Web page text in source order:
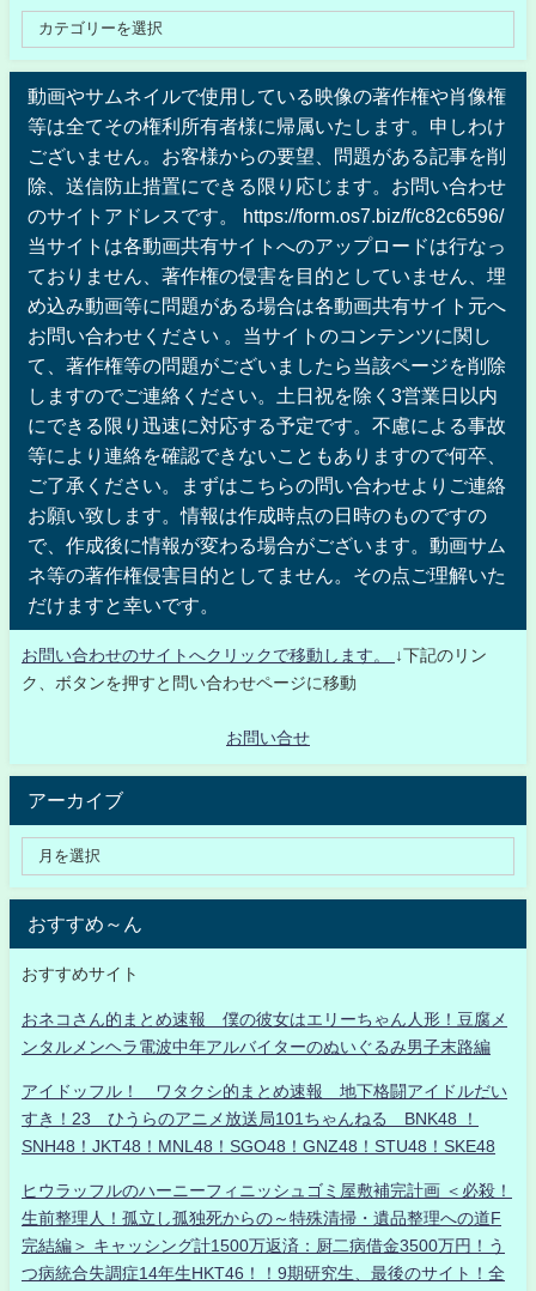
動画やサムネイルで使用している映像の著作権や肖像権
等は全てその権利所有者様に帰属いたします。申しわけ
ございません。お客様からの要望、問題がある記事を削
除、送信防止措置にできる限り応じます。お問い合わせ
のサイトアドレスです。 https://form.os7.biz/f/c82c6596/
当サイトは各動画共有サイトへのアップロードは行なっ
ておりません、著作権の侵害を目的としていません、埋
め込み動画等に問題がある場合は各動画共有サイト元へ
お問い合わせください 。当サイトのコンテンツに関し
て、著作権等の問題がございましたら当該ページを削除
しますのでご連絡ください。土日祝を除く3営業日以内
にできる限り迅速に対応する予定です。不慮による事故
等により連絡を確認できないこともありますので何卒、
ご了承ください。まずはこちらの問い合わせよりご連絡
お願い致します。情報は作成時点の日時のものですの
で、作成後に情報が変わる場合がございます。動画サム
ネ等の著作権侵害目的としてません。その点ご理解いた
だけますと幸いです。
お問い合わせのサイトへクリックで移動します。
↓下記のリン
ク、ボタンを押すと問い合わせページに移動
お問い合せ
アーカイブ
おすすめ～ん
おすすめサイト
おネコさん的まとめ速報 僕の彼女はエリーちゃん人形！豆腐メ
ンタルメンヘラ電波中年アルバイターのぬいぐるみ男子末路編
アイドッフル！ ワタクシ的まとめ速報 地下格闘アイドルだい
すき！23 ひうらのアニメ放送局101ちゃんねる BNK48 ！
SNH48！JKT48！MNL48！SGO48！GNZ48！STU48！SKE48
ヒウラッフルのハーニーフィニッシュゴミ屋敷補完計画 ＜必殺！
生前整理人！孤立し孤独死からの～特殊清掃・遺品整理への道F
完結編＞ キャッシング計1500万返済：厨二病借金3500万円！う
つ病統合失調症14年生HKT46！！9期研究生、最後のサイト！全